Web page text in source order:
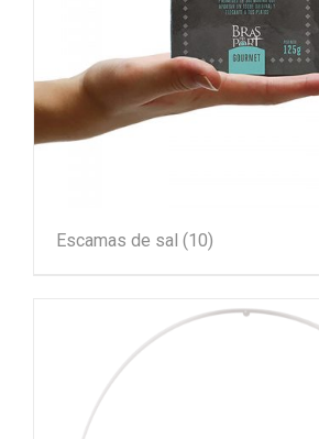
Escamas de sal (10)